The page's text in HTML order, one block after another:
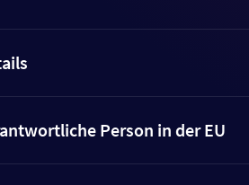
Person in der EU